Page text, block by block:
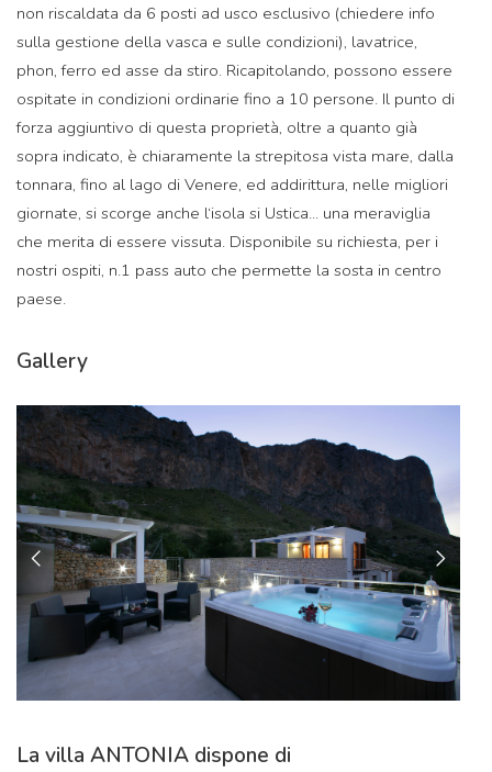
non riscaldata da 6 posti ad usco esclusivo (chiedere info
sulla gestione della vasca e sulle condizioni), lavatrice,
phon, ferro ed asse da stiro. Ricapitolando, possono essere
ospitate in condizioni ordinarie fino a 10 persone. Il punto di
forza aggiuntivo di questa proprietà, oltre a quanto già
sopra indicato, è chiaramente la strepitosa vista mare, dalla
tonnara, fino al lago di Venere, ed addirittura, nelle migliori
giornate, si scorge anche l‘isola si Ustica... una meraviglia
che merita di essere vissuta. Disponibile su richiesta, per i
nostri ospiti, n.1 pass auto che permette la sosta in centro
paese.
Gallery
La villa ANTONIA dispone di